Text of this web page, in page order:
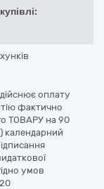
оплату
фактично
ТОВАРУ на 90
календарний
умов
20